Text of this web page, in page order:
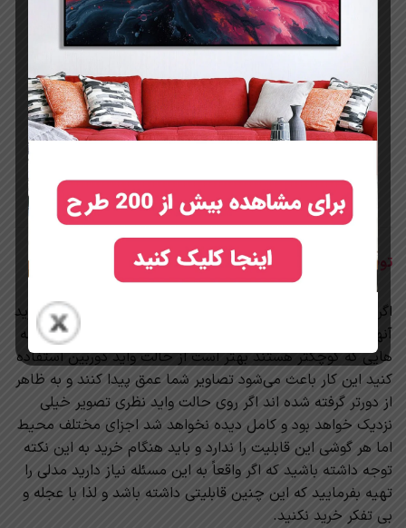
توضیحات
اگر قصد عکاسی بهتر است دیوار های خود را دارید و دوست دارید
آنها را (تابلو آینه ای مدرن هنری) به دیگران نشان دهید در خانه
هایی که کوچکتر هستند بهتر است از حالت واید دوربین استفاده
کنید این کار باعث می‌شود تصاویر شما عمق پیدا کنند و به ظاهر
از دورتر گرفته شده اند اگر روی حالت واید نظری تصویر خیلی
نزدیک خواهد بود و کامل دیده نخواهد شد اجزای مختلف محیط
اما هر گوشی این قابلیت را ندارد و باید هنگام خرید به این نکته
توجه داشته باشید که اگر واقعاً به این مسئله نیاز دارید مدلی را
تهیه بفرمایید که این چنین قابلیتی داشته باشد و لذا با عجله و
بی تفکر خرید نکنید.